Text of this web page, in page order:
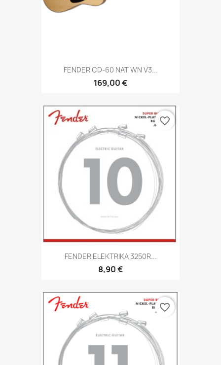
FENDER CD-60 NAT WN V3...
169,00 €
FENDER ELEKTRIKA 3250R...
8,90 €
favorite_border
favorite_border